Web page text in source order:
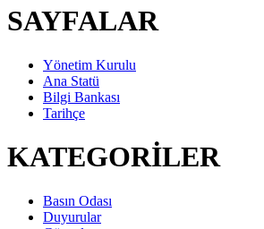
SAYFALAR
Yönetim Kurulu
Ana Statü
Bilgi Bankası
Tarihçe
KATEGORİLER
Basın Odası
Duyurular